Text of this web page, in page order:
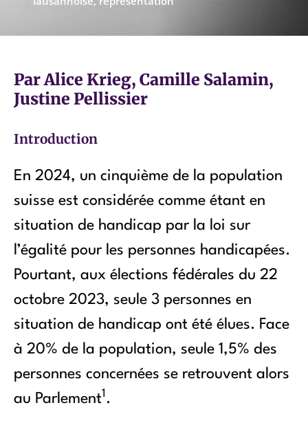
Par Alice Krieg, Camille Salamin,
Justine Pellissier
Introduction
En 2024, un cinquième de la population
suisse est considérée comme étant en
situation de handicap par la loi sur
l’égalité pour les personnes handicapées.
Pourtant, aux élections fédérales du 22
octobre 2023, seule 3 personnes en
situation de handicap ont été élues. Face
à 20% de la population, seule 1,5% des
personnes concernées se retrouvent alors
au Parlement1 .